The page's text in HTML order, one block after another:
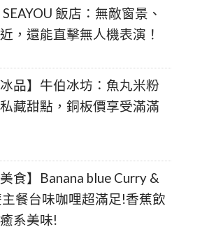
飯店：無敵窗景、
，還能直擊無人機表演！
冰品】牛伯冰坊：魚丸米粉
藏甜點，銅板價享受滿滿
美食】Banana blue Curry &
餐台味咖哩超滿足!香蕉飲
系美味!